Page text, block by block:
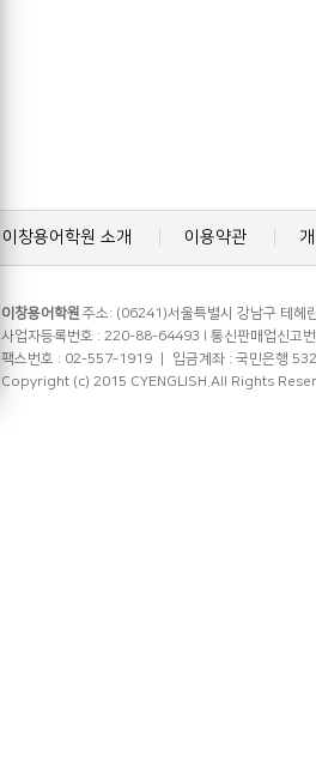
이창용어학원 소개 이용약관
이창용어학원 주소: (06241)서울특별시 강남구 테헤
사업자등록번호 : 220-88-64493 l 통신판매업신고
팩스번호 : 02-557-1919 ㅣ 입금계좌 : 국민은행
Copyright (c) 2015 CYENGLISH.All Rights